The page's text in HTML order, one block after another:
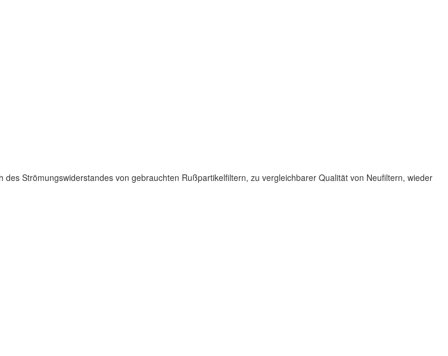
Strömungswiderstandes von gebrauchten Rußpartikelfiltern, zu vergleichbarer Qualität von Neufiltern, wieder